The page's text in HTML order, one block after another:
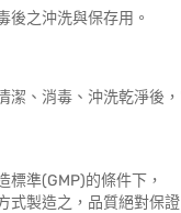
後之沖洗與保存用。
潔、消毒、沖洗乾淨後
標準(GMP)的條件下，
式製造之，品質絕對保證